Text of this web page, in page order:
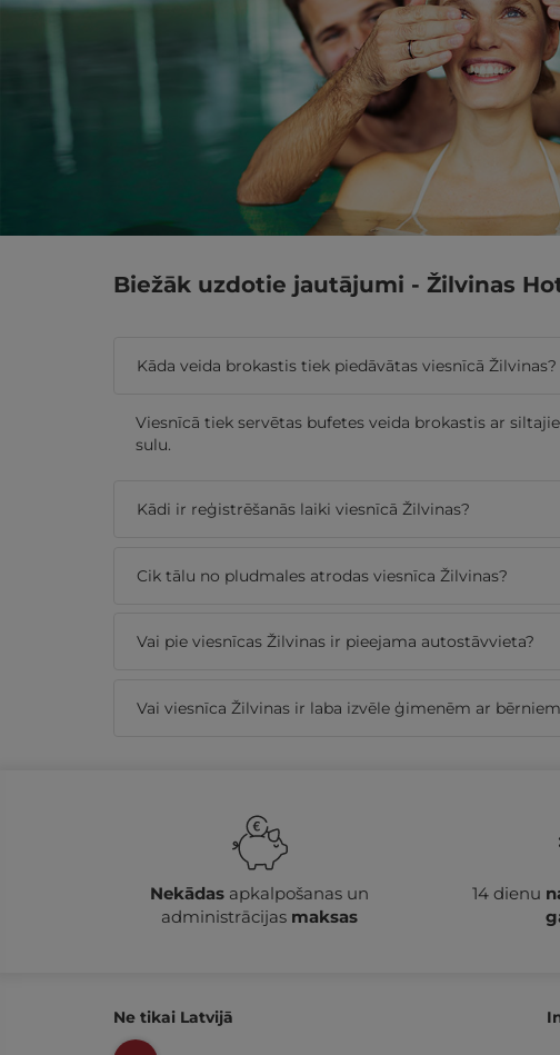
Biežāk uzdotie jautājumi - Žilvinas
Kāda veida brokastis tiek piedāvātas viesnīcā Žilvinas?
Viesnīcā tiek servētas bufetes veida brokastis ar
sulu.
Kādi ir reģistrēšanās laiki viesnīcā Žilvinas?
Cik tālu no pludmales atrodas viesnīca Žilvinas?
Vai pie viesnīcas Žilvinas ir pieejama autostāvvieta?
Vai viesnīca Žilvinas ir laba izvēle ģimenēm ar
Nekādasapkalpošanas un
administrācijas maksas
14 dienu
Ne tikai Latvijā